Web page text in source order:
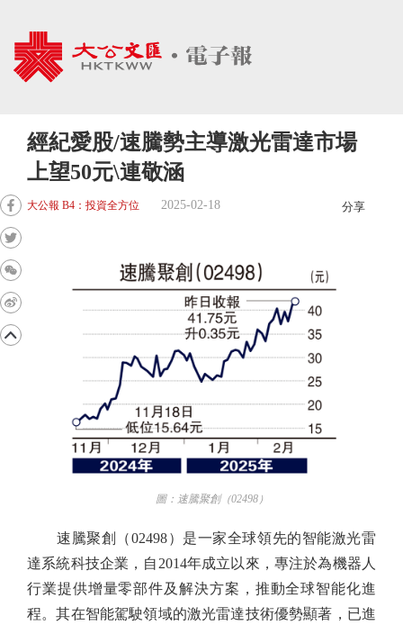
經紀愛股/速騰勢主導激光雷達市場
上望50元\連敬涵
大公報 B4：投資全方位 2025-02-18 分享
圖：速騰聚創（02498）
速騰聚創（02498）是一家全球領先的智能激光雷
達系統科技企業，自2014年成立以來，專注於為機器人
行業提供增量零部件及解決方案，推動全球智能化進
程。其在智能駕駛領域的激光雷達技術優勢顯著，已進